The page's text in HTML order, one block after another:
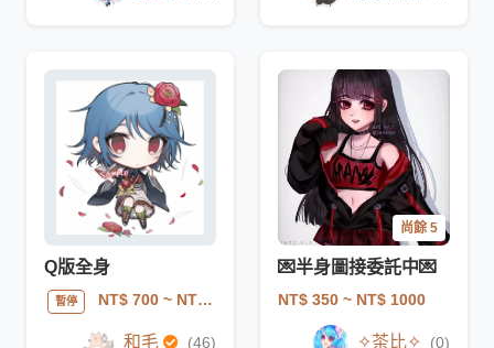
Q版全身
暫停 NT$ 700~ NT$ 1000
和毛 (46)
尚餘 5
💌半身圖接委託中💌
NT$ 350 ~ NT$ 1000
✧茶比✧ (0)